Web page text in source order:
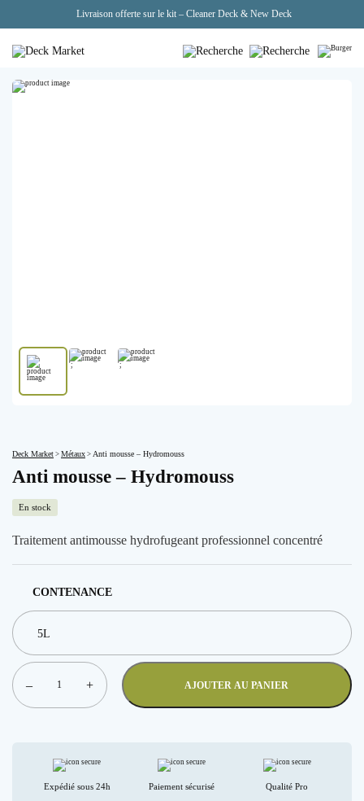
Livraison offerte sur le kit – Cleaner Deck & New Deck
'; ';
Deck Market > Métaux > Anti mousse – Hydromouss
Anti mousse – Hydromouss
En stock
Traitement antimousse hydrofugeant professionnel concentré
CONTENANCE
–
quantité
Anti
+ AJOUTER AU PANIER
Expédié sous 24h Paiement sécurisé Qualité Pro